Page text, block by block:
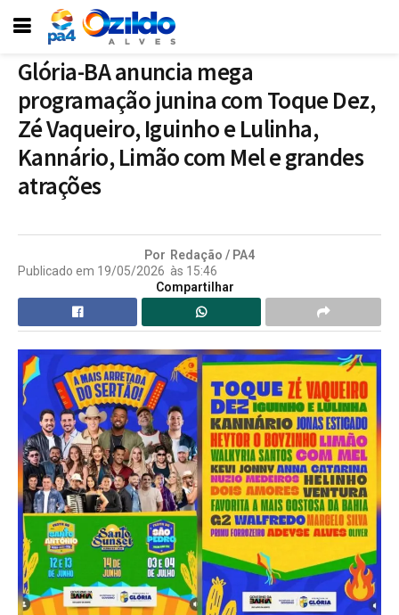
Glória-BA anuncia mega
programação junina com Toque Dez,
Zé Vaqueiro, Iguinho e Lulinha,
Kannário, Limão com Mel e grandes
atrações
Por Redação / PA4
Publicado em 19/05/2026 às 15:46
Compartilhar